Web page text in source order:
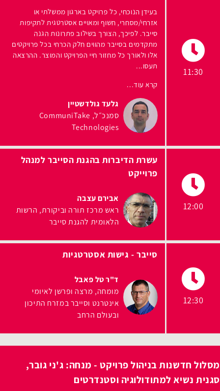
11:30
בעידן הנוכחי, כל פרויקט בארגון ממשלתי או
אזרחי/מסחרי, חשוף ומאויים אסטרטגית לתקיפות
סייבר. לפיכך, הצורך בשילוב פתרונות הגנה
מתקדמים בסייבר מהווים חלק הכרחי בכל פרויקטים
אלו ולאורך כל מחזור חיי הפרויקט והמוצר. ההרצאה
תעסו...
קרא עוד...
גלעד גולדשטיין
סמנכ״ל CommuniTake
Technologies
12:00
עשרת הדיברות בהגנת הסייבר למנהל
פרוייקט
אבירם עצבה
ראש מרכז תורה וביקורת הרשות
הלאומית להגנת סייבר
12:30
סייבר - גישות אסטרטגיות
ד"ר טל פאבל
מומחה, מרצה ופרשן לאיומי
אינטרנט וסייבר במזרח התיכון
ובעולם הרחב
מסלול חדשנות בניהול פרויקט - מנחה: ג'ני גובר,
סגנית נשיא למתודולוגיה וסטנדרטים